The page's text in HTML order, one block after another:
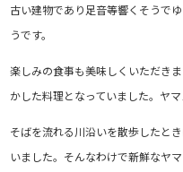
古い建物であり足音等響くそうで
うです。
楽しみの食事も美味しくいただき
かした料理となっていました。ヤ
そばを流れる川沿いを散歩したと
いました。そんなわけで新鮮なヤ